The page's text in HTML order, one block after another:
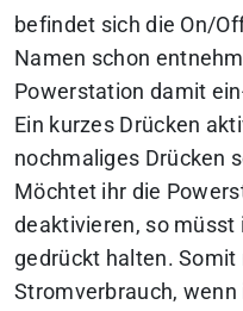
befindet sich die On/
Namen schon
Powerstation damit
Ein kurzes Drücken
nochmaliges Drücken
Möchtet ihr die
deaktivieren, so müsst
gedrückt halten.
Stromverbrauch,